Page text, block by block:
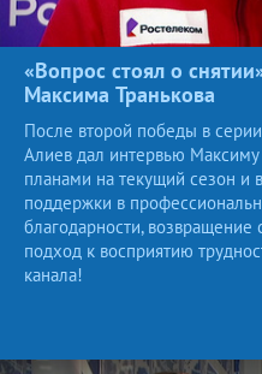
«Вопрос стоял о
Максима Транькова
После второй победы в
Алиев дал интервью Максиму
планами на текущий сезон и
поддержки в
благодарности,
подход к восприятию
канала!